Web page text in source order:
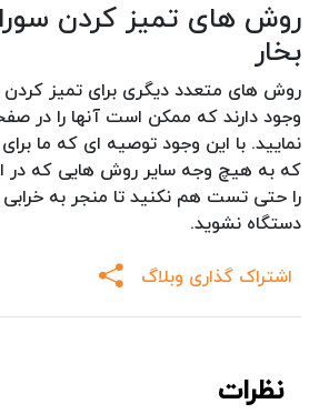
روش های تمیز کردن
بخار
روش های متعدد دیگری برای تمیز کردن
وجود دارند که ممکن است آنها را در
نمایید. با این وجود توصیه ای که ما
که به هیچ وجه سایر روش هایی که در
را حتی تست هم نکنید تا منجر به خرابی
دستگاه نشوید.
اشتراک گذاری وبلاگ
نظرات